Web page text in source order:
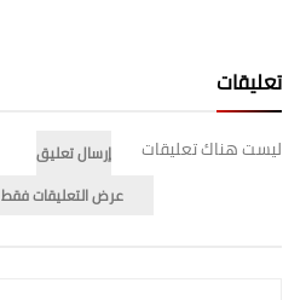
تعليقات
ليست هناك تعليقات
إرسال تعليق
عرض التعليقات فقط